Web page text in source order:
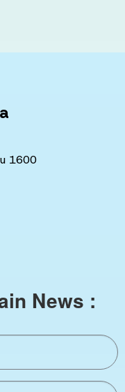
1600
News :